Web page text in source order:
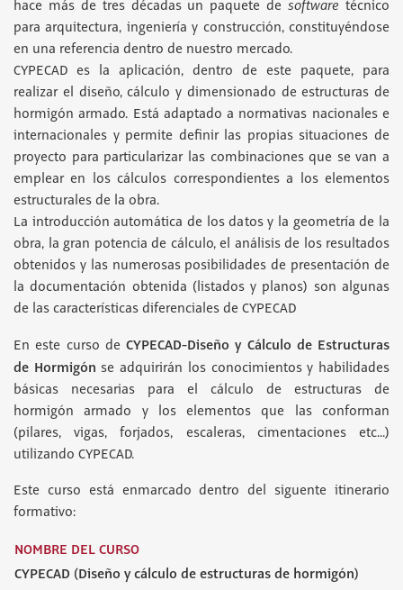
hace más de tres décadas un paquete desoftware técnico
para arquitectura, ingeniería y construcción, constituyéndose
en una referencia dentro de nuestro mercado.
CYPECAD es la aplicación, dentro de este paquete, para
realizar el diseño, cálculo y dimensionado de estructuras de
hormigón armado. Está adaptado a normativas nacionales e
internacionales y permite definir las propias situaciones de
proyecto para particularizar las combinaciones que se van a
emplear en los cálculos correspondientes a los elementos
estructurales de la obra.
La introducción automática de los datos y la geometría de la
obra, la gran potencia de cálculo, el análisis de los resultados
obtenidos y las numerosas posibilidades de presentación de
la documentación obtenida (listados y planos) son algunas
de las características diferenciales de CYPECAD
En este curso de CYPECAD-Diseño y Cálculo de Estructuras
de Hormigón se adquirirán los conocimientos y habilidades
básicas necesarias para el cálculo de estructuras de
hormigón armado y los elementos que las conforman
(pilares, vigas, forjados, escaleras, cimentaciones etc...)
utilizando CYPECAD.
Este curso está enmarcado dentro del siguente itinerario
formativo:
NOMBRE DEL CURSO
CYPECAD (Diseño y cálculo de estructuras de hormigón)